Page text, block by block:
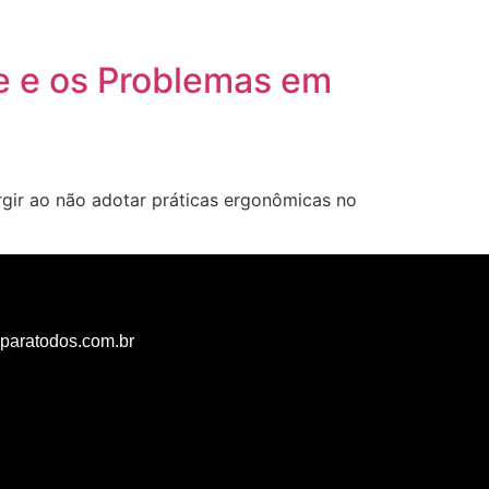
os Problemas em
ao não adotar práticas ergonômicas no